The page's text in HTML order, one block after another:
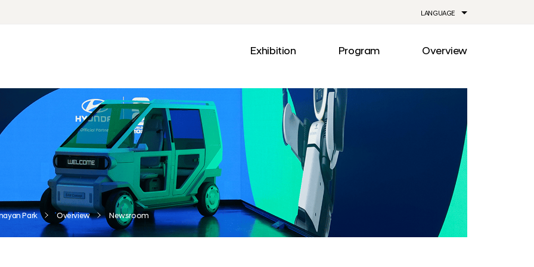
LANGUAGE
Exhibition
Wall
Program
Out
Overview
Information
Park Overview Newsroom